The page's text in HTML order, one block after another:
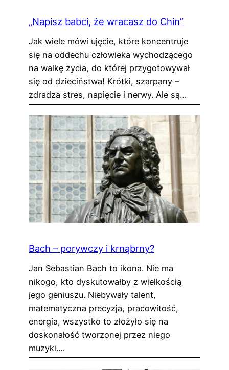
„Napisz babci, że wracasz do Chin”
Jak wiele mówi ujęcie, które koncentruje
się na oddechu człowieka wychodzącego
na walkę życia, do której przygotowywał
się od dzieciństwa! Krótki, szarpany –
zdradza stres, napięcie i nerwy. Ale są…
Bach – porywczy i krnąbrny?
Jan Sebastian Bach to ikona. Nie ma
nikogo, kto dyskutowałby z wielkością
jego geniuszu. Niebywały talent,
matematyczna precyzja, pracowitość,
energia, wszystko to złożyło się na
doskonałość tworzonej przez niego
muzyki.…